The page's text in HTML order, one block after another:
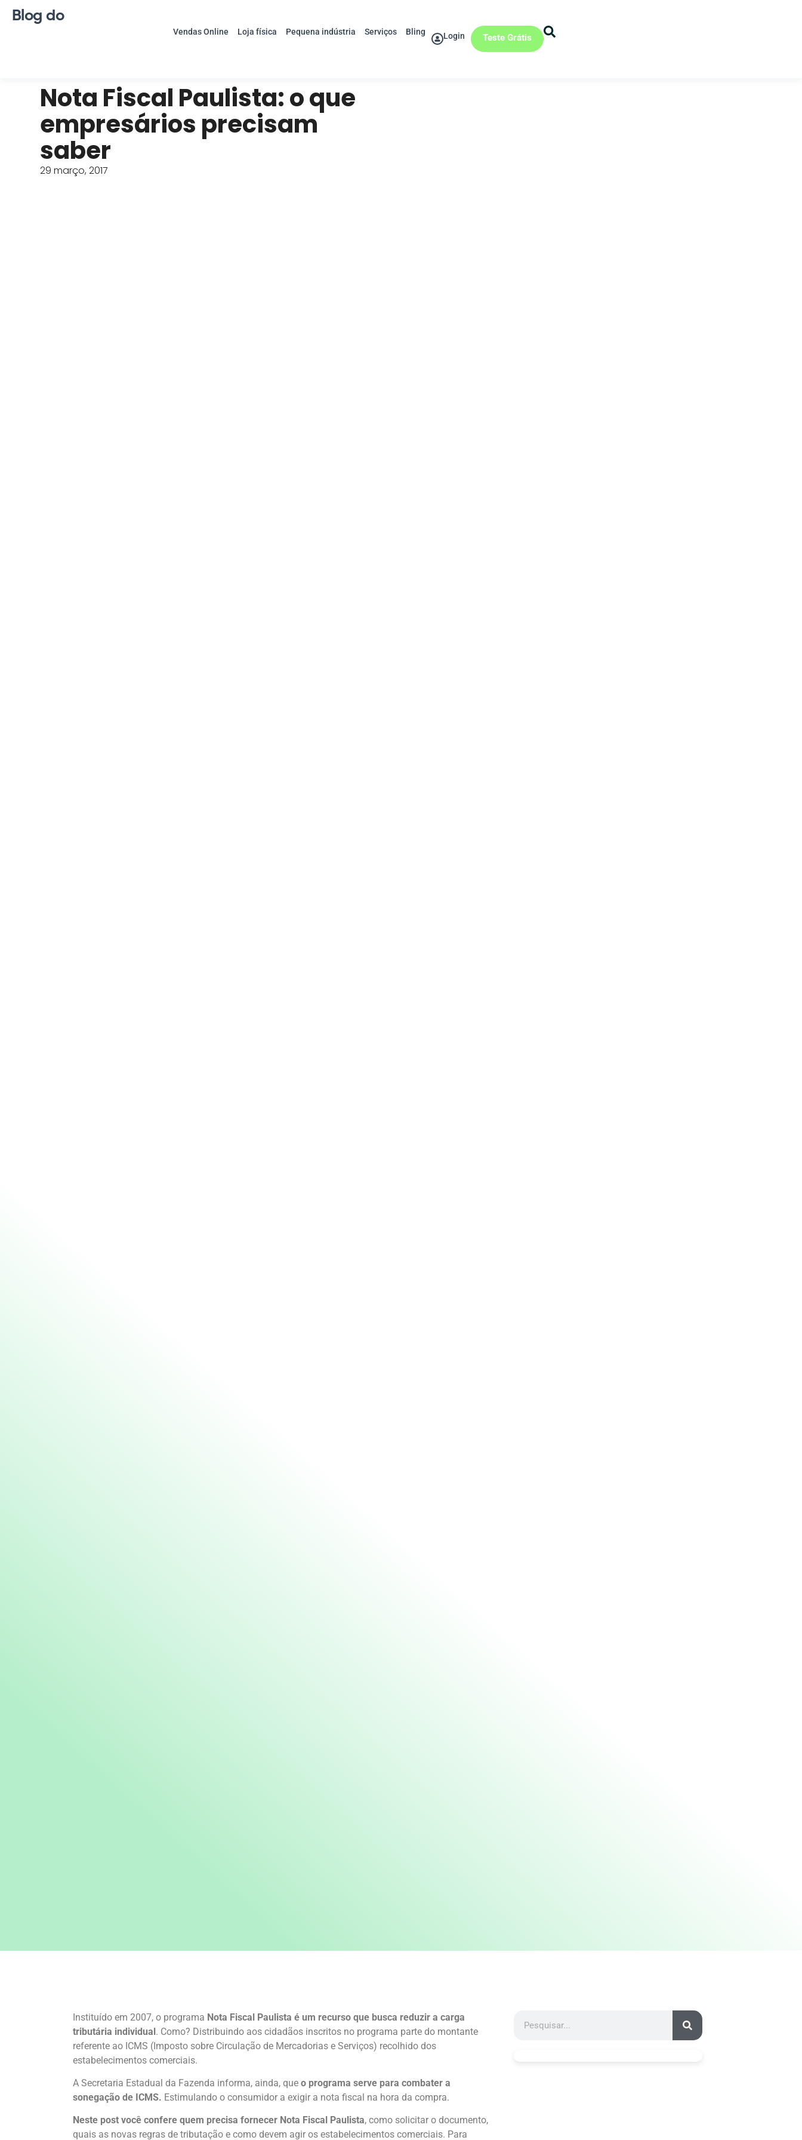
Blog do
Vendas Online Loja física Pequena indústria Serviços Bling Login Teste Grátis
Nota Fiscal Paulista: o que
empresários precisam
saber
29 março, 2017
Instituído em 2007, o programa Nota Fiscal Paulista é um recurso que busca reduzir a carga
tributária individual. Como? Distribuindo aos cidadãos inscritos no programa parte do montante
referente ao ICMS (Imposto sobre Circulação de Mercadorias e Serviços) recolhido dos
estabelecimentos comerciais.
A Secretaria Estadual da Fazenda informa, ainda, que o programa serve para combater a
sonegação de ICMS. Estimulando o consumidor a exigir a nota fiscal na hora da compra.
Neste post você confere quem precisa fornecer Nota Fiscal Paulista, como solicitar o documento,
quais as novas regras de tributação e como devem agir os estabelecimentos comerciais. Para